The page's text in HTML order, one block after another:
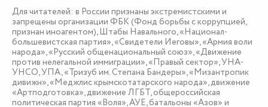
Для читателей: в России признаны экстремистскими и
запрещены организации ФБК (Фонд борьбы с коррупцией,
признан иноагентом), Штабы Навального, «Национал-
большевистская партия», «Свидетели Иеговы», «Армия воли
народа», «Русский общенациональный союз», «Движение
против нелегальной иммиграции», «Правый сектор», УНА-
УНСО, УПА, «Тризуб им. Степана Бандеры», «Мизантропик
дивижн», «Меджлис крымскотатарского народа», движение
«Артподготовка», движение ЛГБТ, общероссийская
политическая партия «Воля», АУЕ, батальоны «Азов» и